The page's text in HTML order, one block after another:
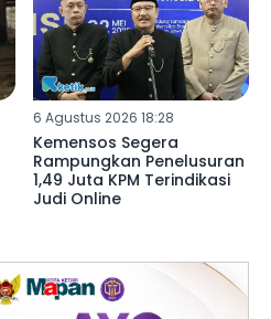
6 Agustus 2026 18:28
Kemensos Segera
Rampungkan Penelusuran
1,49 Juta KPM Terindikasi
Judi Online